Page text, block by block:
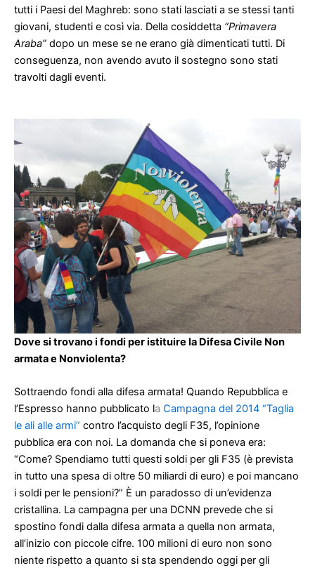
tutti i Paesi del Maghreb: sono stati lasciati a se stessi tanti
giovani, studenti e così via. Della cosiddetta “Primavera
Araba” dopo un mese se ne erano già dimenticati tutti. Di
conseguenza, non avendo avuto il sostegno sono stati
travolti dagli eventi.
Dove si trovano i fondi per istituire la Difesa Civile Non
armata e Nonviolenta?
Sottraendo fondi alla difesa armata! Quando Repubblica e
l’Espresso hanno pubblicato la Campagna del 2014 “Taglia
le ali alle armi” contro l’acquisto degli F35, l’opinione
pubblica era con noi. La domanda che si poneva era:
“Come? Spendiamo tutti questi soldi per gli F35 (è prevista
in tutto una spesa di oltre 50 miliardi di euro) e poi mancano
i soldi per le pensioni?” È un paradosso di un’evidenza
cristallina. La campagna per una DCNN prevede che si
spostino fondi dalla difesa armata a quella non armata,
all’inizio con piccole cifre. 100 milioni di euro non sono
niente rispetto a quanto si sta spendendo oggi per gli